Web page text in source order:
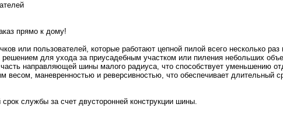
прямо к дому!
или пользователей, которые работают цепной пилой всего несколько раз
для ухода за приусадебным участком или пиления небольших
направляющей шины малого радиуса, что способствует уменьшению
маневренностью и реверсивностью, что обеспечивает длительный
службы за счет двусторонней конструкции шины.